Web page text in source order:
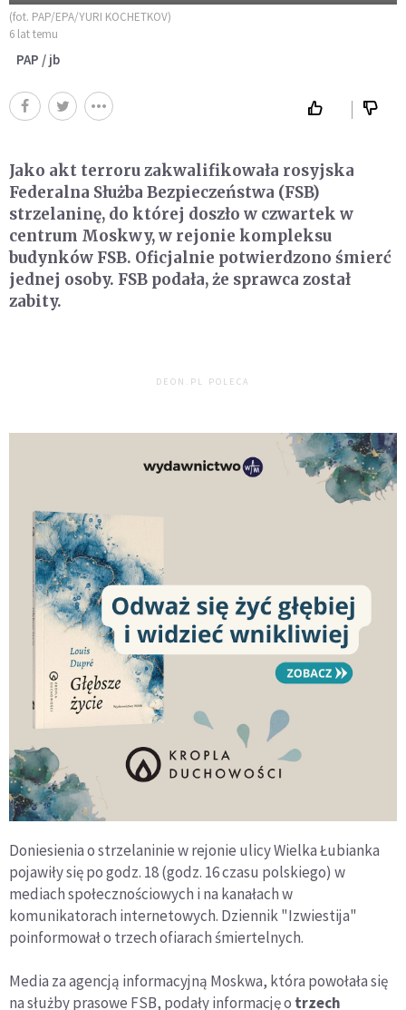
(fot. PAP/EPA/YURI KOCHETKOV)
6 lat temu
PAP / jb
Jako akt terroru zakwalifikowała rosyjska
Federalna Służba Bezpieczeństwa (FSB)
strzelaninę, do której doszło w czwartek w
centrum Moskwy, w rejonie kompleksu
budynków FSB. Oficjalnie potwierdzono śmierć
jednej osoby. FSB podała, że sprawca został
zabity.
DEON.PL POLECA
Doniesienia o strzelaninie w rejonie ulicy Wielka Łubianka
pojawiły się po godz. 18 (godz. 16 czasu polskiego) w
mediach społecznościowych i na kanałach w
komunikatorach internetowych. Dziennik "Izwiestija"
poinformował o trzech ofiarach śmiertelnych.
Media za agencją informacyjną Moskwa, która powołała się
na służby prasowe FSB, podały informację o trzech